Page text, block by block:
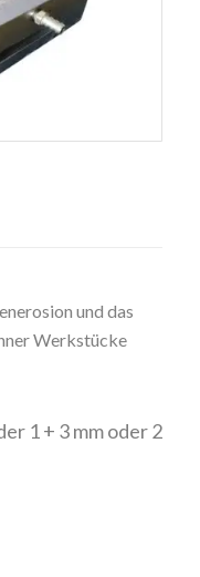
und das
Werkstücke
1 + 3 mm oder 2